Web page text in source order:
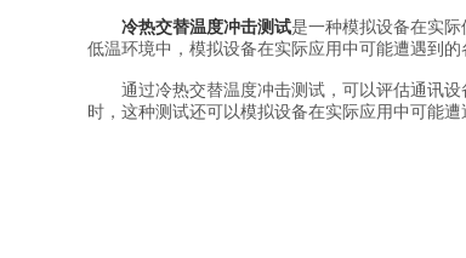
冷热交替温度冲击测试是一种模拟设备在实
低温环境中，模拟设备在实际应用中可能遭遇到
通过冷热交替温度冲击测试，可以评估通讯设
时，这种测试还可以模拟设备在实际应用中可能